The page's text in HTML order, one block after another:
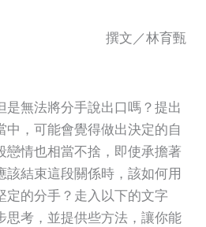
撰文／林育甄
是無法將分手說出口嗎？提出
中，可能會覺得做出決定的自
戀情也相當不捨，即使承擔著
該結束這段關係時，該如何用
定的分手？走入以下的文字
思考，並提供些方法，讓你能